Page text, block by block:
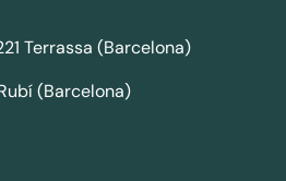
Terrassa (Barcelona)
(Barcelona)